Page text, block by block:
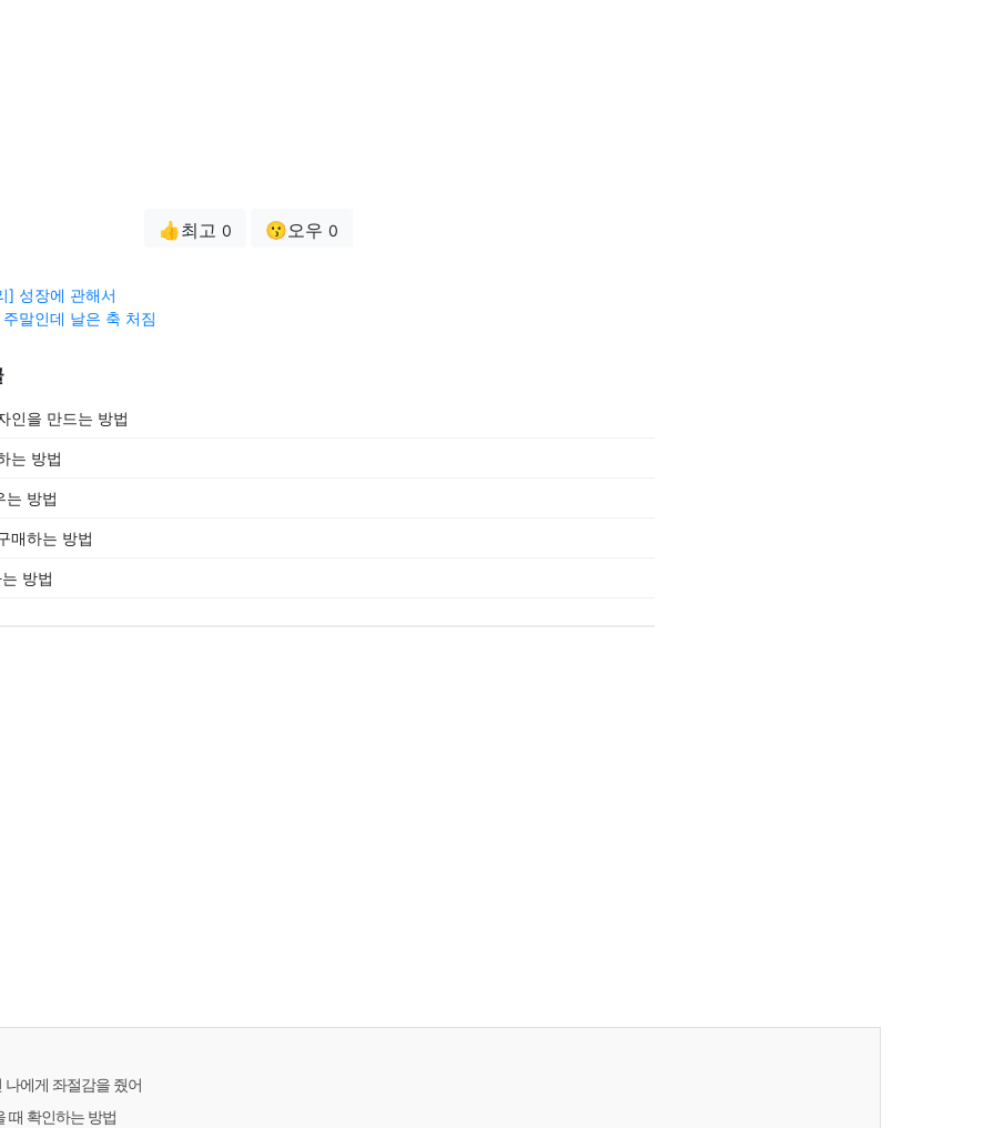
👍최고 0 😗오우 0
] 성장에 관해서
말인데 날은 축 처짐
인을 만드는 방법
는 방법
는 방법
매하는 방법
방법
에게 좌절감을 줬어
때 확인하는 방법